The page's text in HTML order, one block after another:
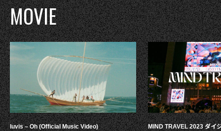
MOVIE
luvis – Oh (Official Music Video) MIND TRAVEL 2023 ダイ